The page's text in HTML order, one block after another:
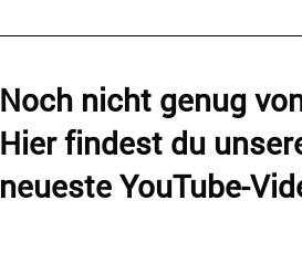
Noch nicht genug
Hier findest du
neueste YouTube-